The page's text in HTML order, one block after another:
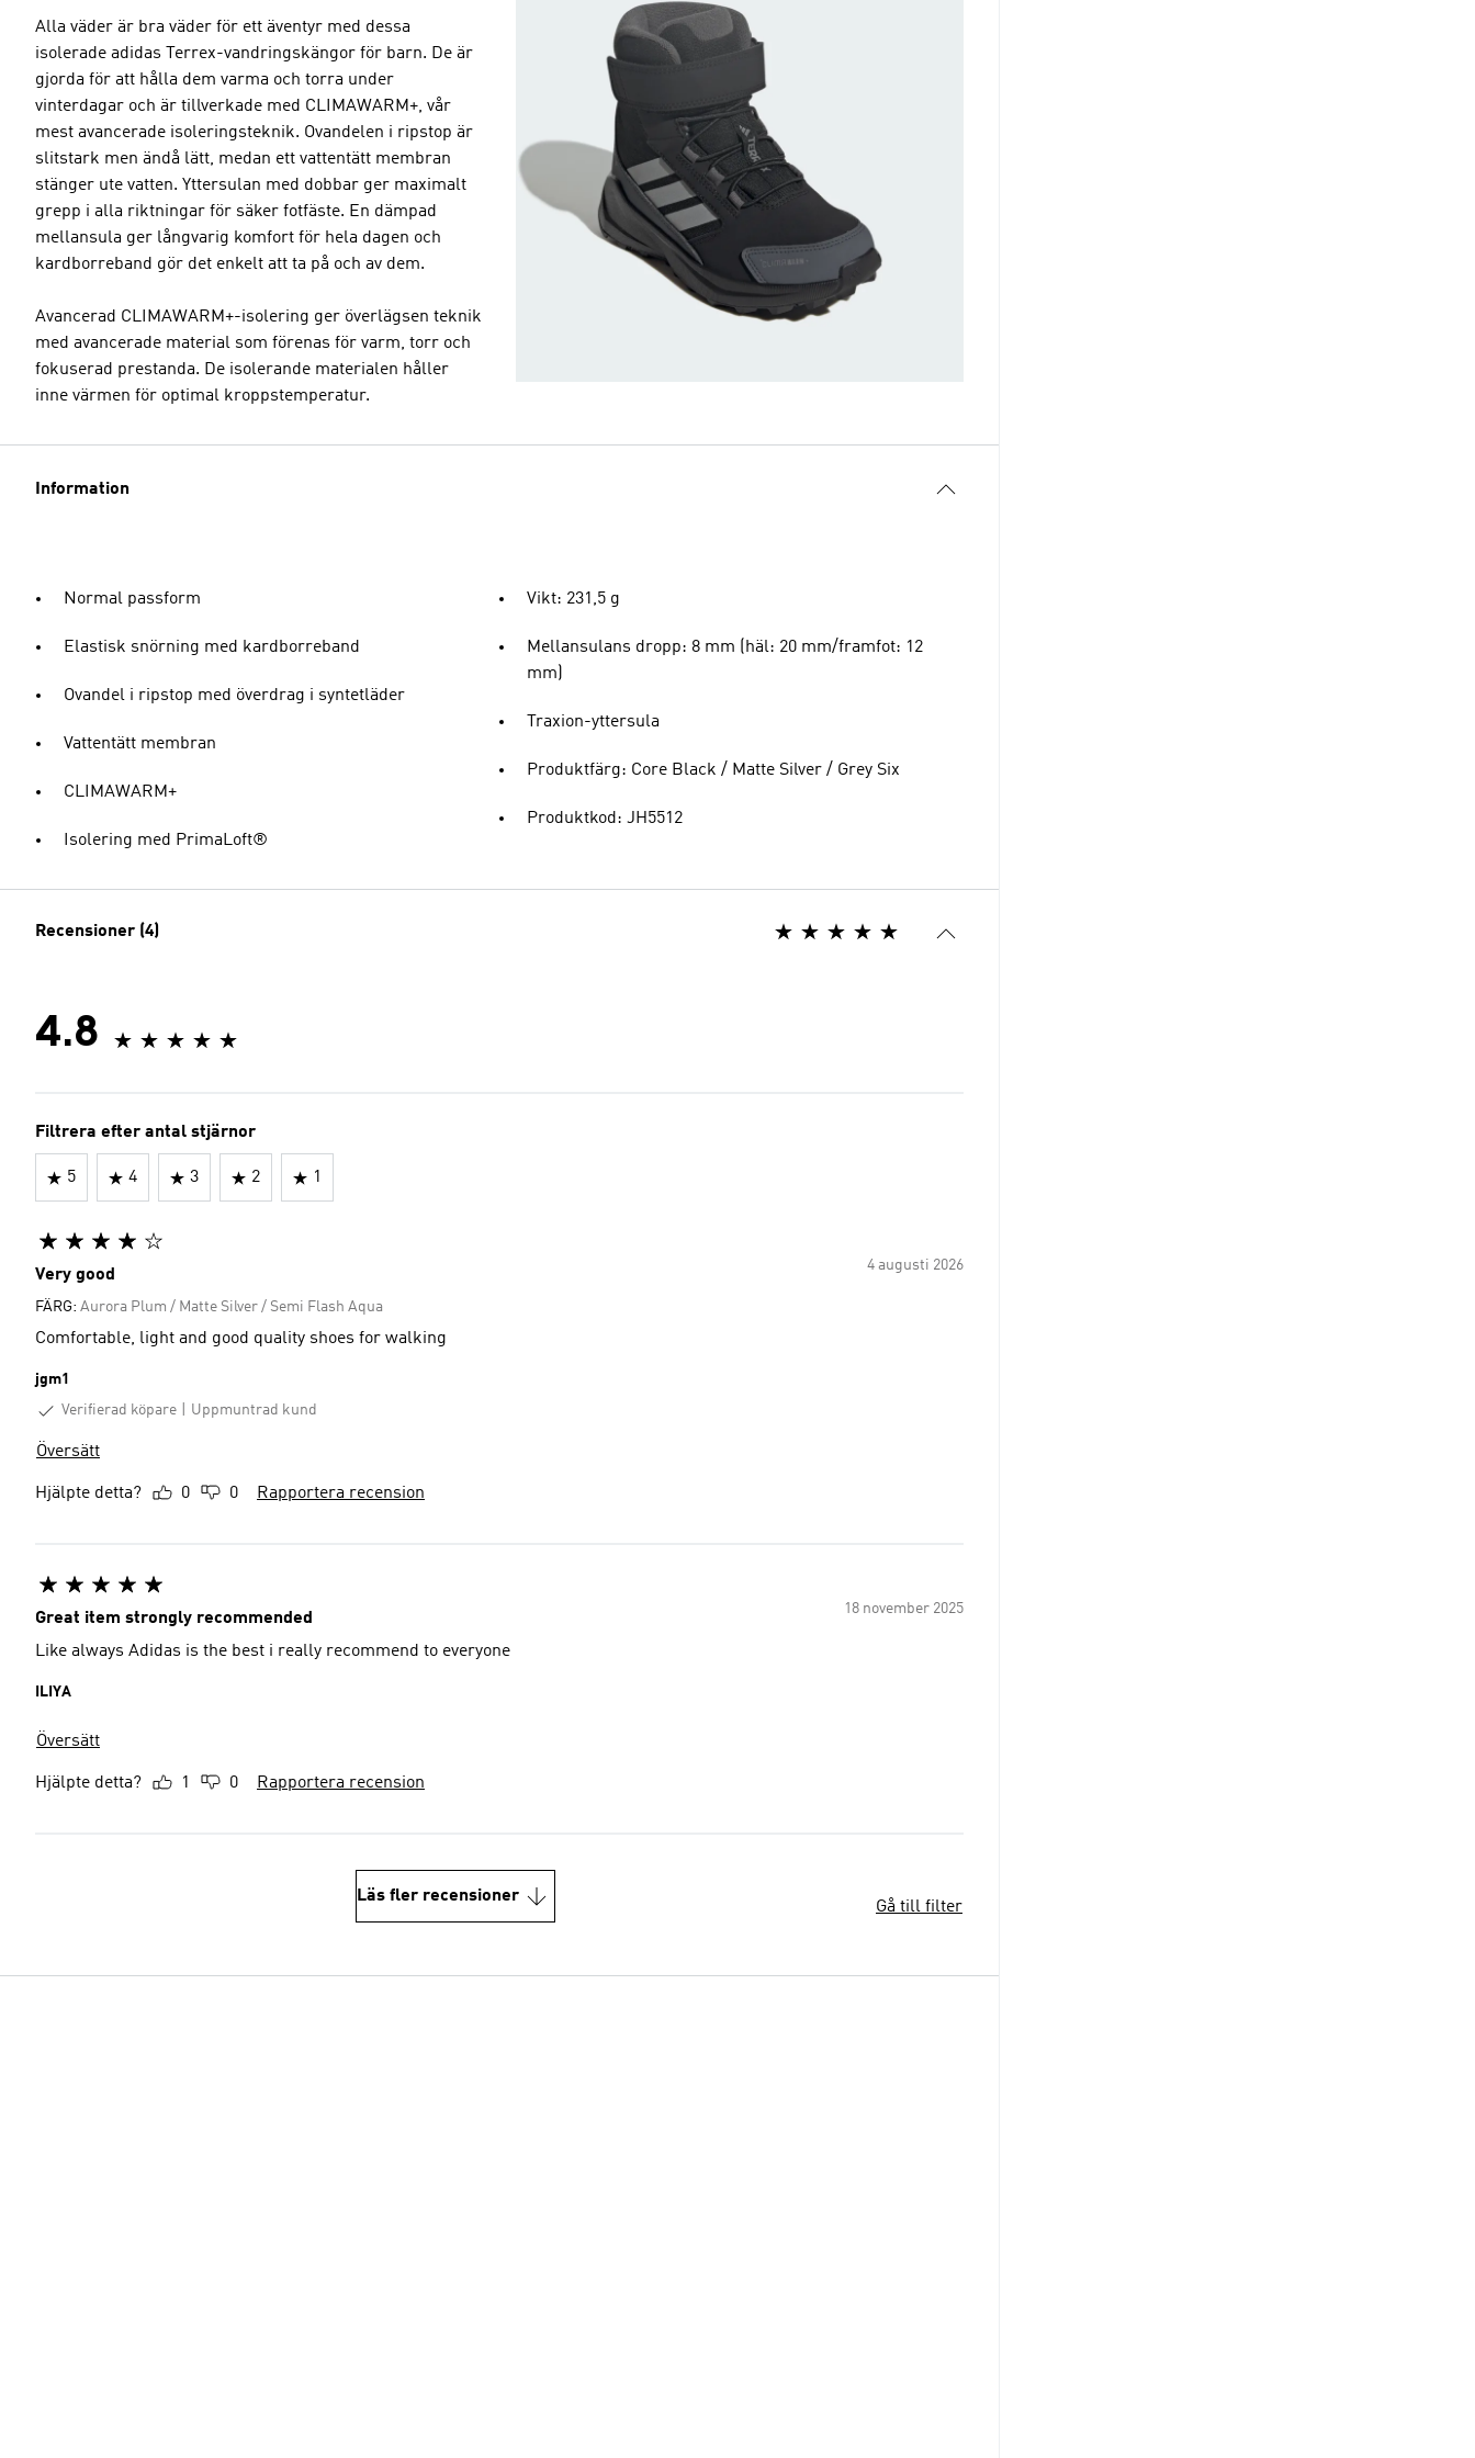
Alla väder är bra väder för ett äventyr med dessa
isolerade adidas Terrex-vandringskängor för barn. De är
gjorda för att hålla dem varma och torra under
vinterdagar och är tillverkade med CLIMAWARM+, vår
mest avancerade isoleringsteknik. Ovandelen i ripstop är
slitstark men ändå lätt, medan ett vattentätt membran
stänger ute vatten. Yttersulan med dobbar ger maximalt
grepp i alla riktningar för säker fotfäste. En dämpad
mellansula ger långvarig komfort för hela dagen och
kardborreband gör det enkelt att ta på och av dem.
Avancerad CLIMAWARM+-isolering ger överlägsen teknik
med avancerade material som förenas för varm, torr och
fokuserad prestanda. De isolerande materialen håller
inne värmen för optimal kroppstemperatur.
Information
Normal passform
Elastisk snörning med kardborreband
Ovandel i ripstop med överdrag i syntetläder
Vattentätt membran
CLIMAWARM+
Isolering med PrimaLoft®
Vikt: 231,5 g
Mellansulans dropp: 8 mm (häl: 20 mm/framfot: 12
mm)
Traxion-yttersula
Produktfärg: Core Black / Matte Silver / Grey Six
Produktkod: JH5512
Recensioner (4)
4.8
Filtrera efter antal stjärnor
5 4 3 2 1
4 augusti 2026
Very good
FÄRG: Aurora Plum / Matte Silver / Semi Flash Aqua
Comfortable, light and good quality shoes for walking
jgm1
Verifierad köpare
Uppmuntrad kund
Översätt
Hjälpte detta? 0 0 Rapportera recension
18 november 2025
Great item strongly recommended
Like always Adidas is the best i really recommend to everyone
ILIYA
Översätt
Hjälpte detta? 1 0 Rapportera recension
Läs fler recensioner
Gå till filter